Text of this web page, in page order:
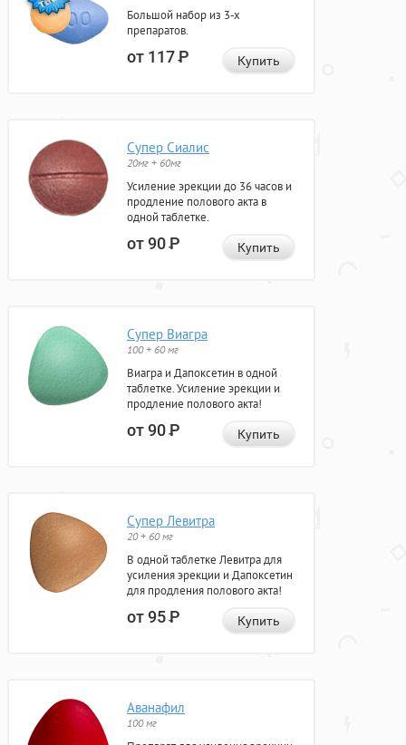
Большой набор из 3-х
препаратов.
от 117Р Купить
Супер Сиалис
20мг + 60мг
Усиление эрекции до 36 часов и
продление полового акта в
одной таблетке.
от 90Р Купить
Супер Виагра
100 + 60 мг
Виагра и Дапоксетин в одной
таблетке. Усиление эрекции и
продление полового акта!
от 90Р Купить
Супер Левитра
20 + 60 мг
В одной таблетке Левитра для
усиления эрекции и Дапоксетин
для продления полового акта!
от 95Р Купить
Аванафил
100 мг